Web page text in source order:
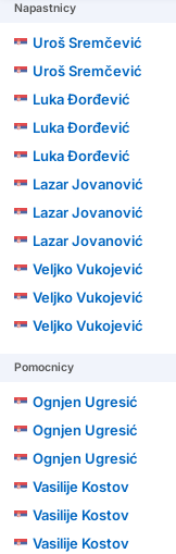
Napastnicy
Uroš Sremčević
Uroš Sremčević
Luka Đorđević
Luka Đorđević
Luka Đorđević
Lazar Jovanović
Lazar Jovanović
Lazar Jovanović
Veljko Vukojević
Veljko Vukojević
Veljko Vukojević
Pomocnicy
Ognjen Ugresić
Ognjen Ugresić
Ognjen Ugresić
Vasilije Kostov
Vasilije Kostov
Vasilije Kostov